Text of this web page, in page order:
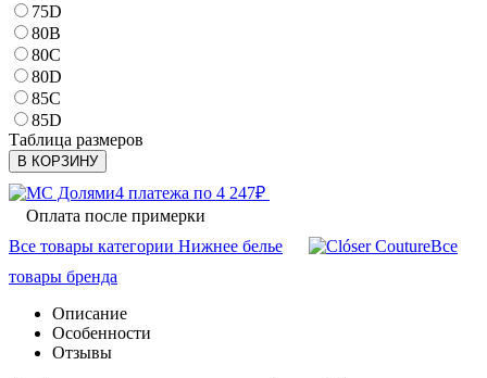
75D
80B
80C
80D
85C
85D
Таблица размеров
В КОРЗИНУ
4 платежа по 4 247₽
Оплата после примерки
Все товары категории Нижнее белье
Все
товары бренда
Описание
Особенности
Отзывы